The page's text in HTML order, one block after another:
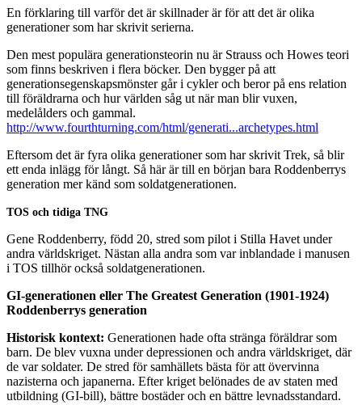
En förklaring till varför det är skillnader är för att det är olika
generationer som har skrivit serierna.
Den mest populära generationsteorin nu är Strauss och Howes teori
som finns beskriven i flera böcker. Den bygger på att
generationsegenskapsmönster går i cykler och beror på ens relation
till föräldrarna och hur världen såg ut när man blir vuxen,
medelålders och gammal.
http://www.fourthturning.com/html/generati...archetypes.html
Eftersom det är fyra olika generationer som har skrivit Trek, så blir
ett enda inlägg för långt. Så här är till en början bara Roddenberrys
generation mer känd som soldatgenerationen.
TOS och tidiga TNG
Gene Roddenberry, född 20, stred som pilot i Stilla Havet under
andra världskriget. Nästan alla andra som var inblandade i manusen
i TOS tillhör också soldatgenerationen.
GI-generationen eller The Greatest Generation (1901-1924)
Roddenberrys generation
Historisk kontext: Generationen hade ofta stränga föräldrar som
barn. De blev vuxna under depressionen och andra världskriget, där
de var soldater. De stred för samhällets bästa för att övervinna
nazisterna och japanerna. Efter kriget belönades de av staten med
utbildning (GI-bill), bättre bostäder och en bättre levnadsstandard.